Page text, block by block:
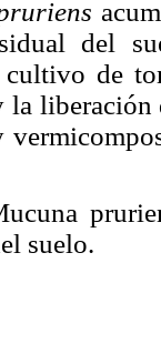
del
de
la
suelo.